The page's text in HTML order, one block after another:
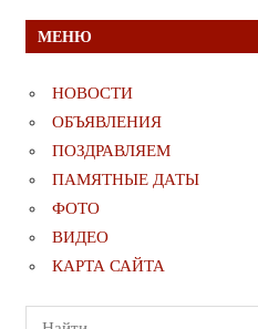
МЕНЮ
НОВОСТИ
ОБЪЯВЛЕНИЯ
ПОЗДРАВЛЯЕМ
ПАМЯТНЫЕ ДАТЫ
ФОТО
ВИДЕО
КАРТА САЙТА
Поиск